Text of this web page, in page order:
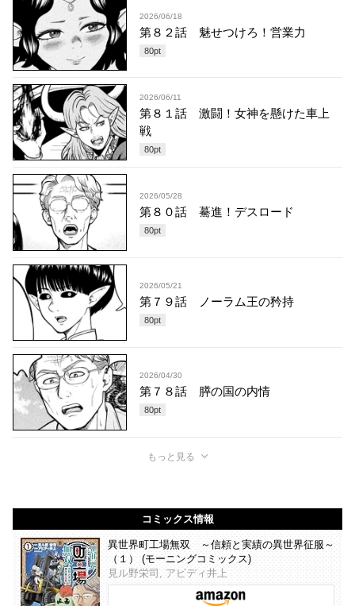
2026/06/18
第８２話 魅せつけろ！営業力
80pt
2026/06/11
第８１話 激闘！女神を懸けた車上
戦
80pt
2026/05/28
第８０話 驀進！デスロード
80pt
2026/05/21
第７９話 ノーラム王の矜持
80pt
2026/04/30
第７８話 膵の国の内情
80pt
もっと見る
コミックス情報
異世界町工場無双 ～信頼と実績の異世界征服～
（１） (モーニングコミックス)
見ル野栄司, アビディ井上